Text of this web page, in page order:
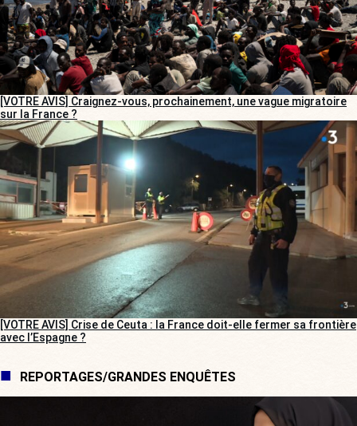
[VOTRE AVIS] Craignez-vous, prochainement, une vague migratoire
sur la France ?
[VOTRE AVIS] Crise de Ceuta : la France doit-elle fermer sa frontière
avec l’Espagne ?
REPORTAGES/GRANDES ENQUÊTES